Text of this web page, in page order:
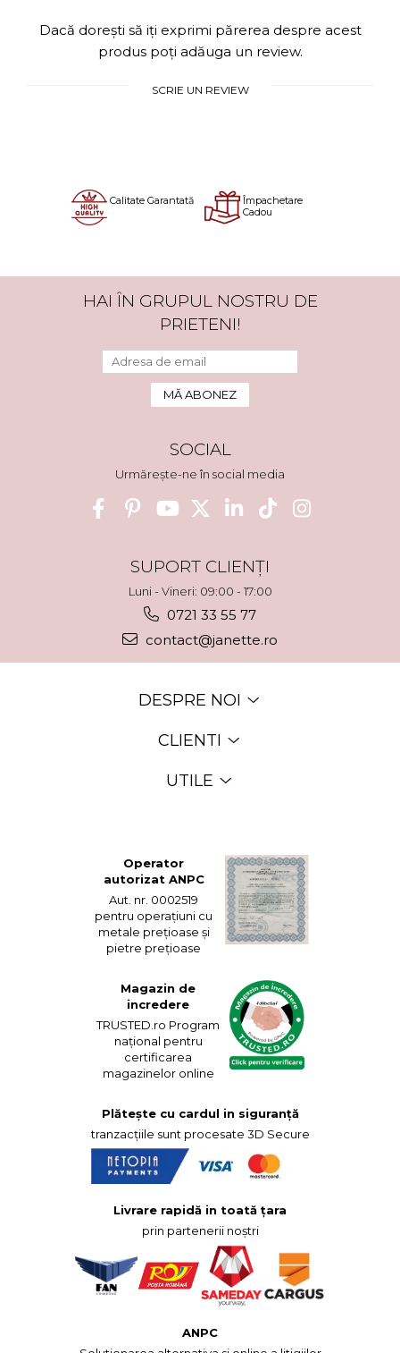
Dacă dorești să iți exprimi părerea despre acest
produs poți adăuga un review.
SCRIE UN REVIEW
Calitate Garantată
Împachetare
Cadou
HAI ÎN GRUPUL NOSTRU DE
PRIETENI!
SOCIAL
Urmărește-ne în social media
SUPORT CLIENȚI
Luni - Vineri: 09:00 - 17:00
0721 33 55 77
contact@janette.ro
DESPRE NOI
CLIENTI
UTILE
Operator
autorizat ANPC
Aut. nr. 0002519
pentru operațiuni cu
metale prețioase și
pietre prețioase
Magazin de
incredere
TRUSTED.ro Program
național pentru
certificarea
magazinelor online
Plătește cu cardul in siguranță
tranzacțiile sunt procesate 3D Secure
Livrare rapidă in toată țara
prin partenerii noștri
ANPC